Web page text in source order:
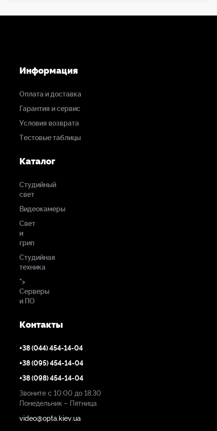
Информация
Оплата и доставка
Гарантия и сервис
Условия возврата
Тестовые таблицы
Каталог
Студийный
свет
Видеокамеры
Свет
и
грип
Студийная
техника
">
Серверы
и ПО
Контакты
+38 (044) 454-14-04
+38 (095) 454-14-04
+38 (098) 454-14-04
Звоните с 10:00 до 18:30
Понедельник – Пятница
video@opta.kiev.ua